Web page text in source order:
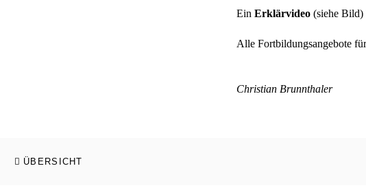
Ein Erklärvideo (siehe Bild)
Alle Fortbildungsangebote
Christian Brunnthaler
ÜBERSICHT